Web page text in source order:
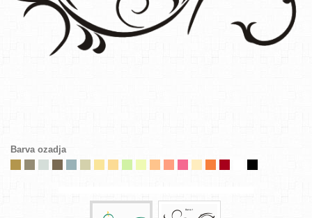
Barva ozadja